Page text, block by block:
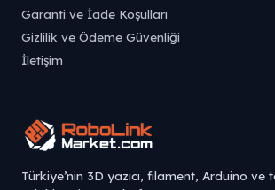
Garanti ve İade Koşulları
Gizlilik ve Ödeme Güvenliği
İletişim
Türkiye’nin 3D yazıcı, filament, Arduino ve